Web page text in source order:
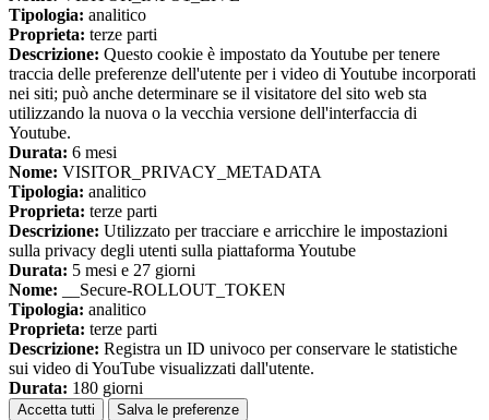
Tipologia: analitico
Proprieta: terze parti
Descrizione: Questo cookie è impostato da Youtube per tenere
traccia delle preferenze dell'utente per i video di Youtube incorporati
nei siti; può anche determinare se il visitatore del sito web sta
utilizzando la nuova o la vecchia versione dell'interfaccia di
Youtube.
Durata: 6 mesi
Nome: VISITOR_PRIVACY_METADATA
Tipologia: analitico
Proprieta: terze parti
Descrizione: Utilizzato per tracciare e arricchire le impostazioni
sulla privacy degli utenti sulla piattaforma Youtube
Durata: 5 mesi e 27 giorni
Nome: __Secure-ROLLOUT_TOKEN
Tipologia: analitico
Proprieta: terze parti
Descrizione: Registra un ID univoco per conservare le statistiche
sui video di YouTube visualizzati dall'utente.
Durata: 180 giorni
Accetta tutti Salva le preferenze